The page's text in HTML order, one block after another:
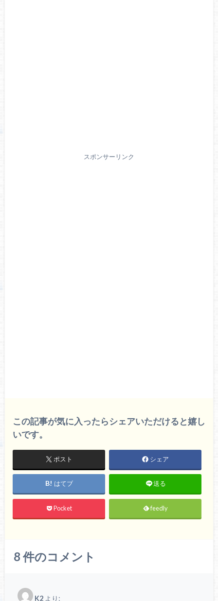
スポンサーリンク
この記事が気に入ったらシェアいただけると嬉し
いです。
ポスト シェア
はてブ 送る
Pocket feedly
8 件のコメント
K2 より: